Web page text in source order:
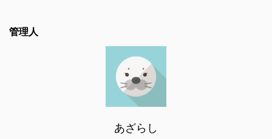
管理人
あざらし